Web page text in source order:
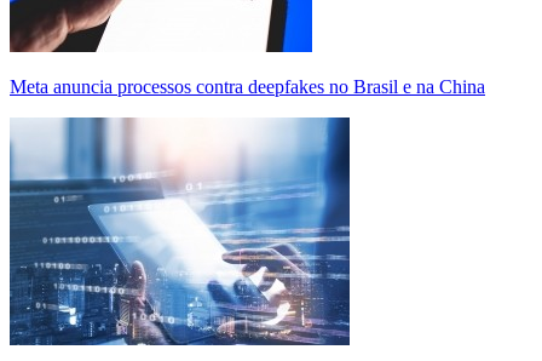
Meta anuncia processos contra deepfakes no Brasil e na China